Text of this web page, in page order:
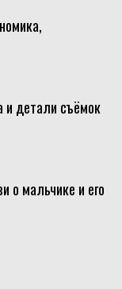
и детали съёмок
о мальчике и его